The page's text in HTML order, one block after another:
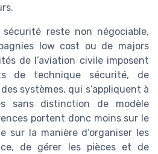
reste non négociable,
low cost ou de majors
de l’aviation civile imposent
de technique sécurité, de
systèmes, qui s’appliquent à
sans distinction de modèle
portent donc moins sur le
sur la manière d’organiser les
de gérer les pièces et de